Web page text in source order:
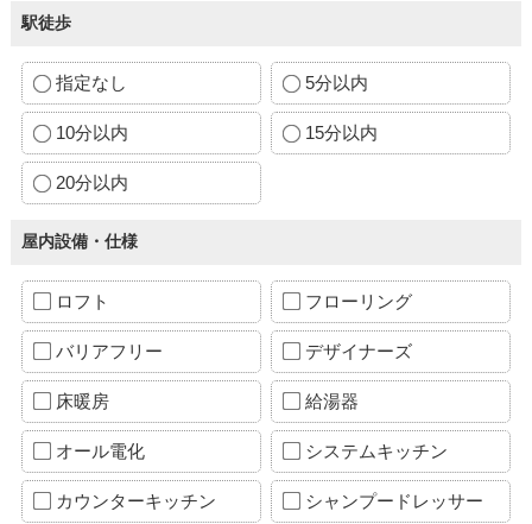
駅徒歩
指定なし 5分以内
10分以内 15分以内
20分以内
屋内設備・仕様
ロフト フローリング
バリアフリー デザイナーズ
床暖房 給湯器
オール電化 システムキッチン
カウンターキッチン シャンプードレッサー